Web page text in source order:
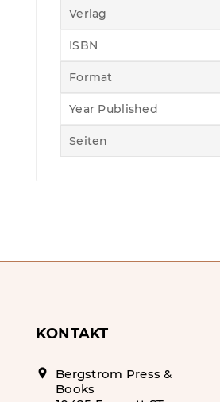
Verlag
ISBN
Format
Year Published
Seiten
KONTAKT
location_on
Bergstrom Press &
Books